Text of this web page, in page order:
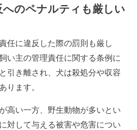
へのペナルティも厳しい
任に違反した際の罰則も厳し
い主の管理責任に関する条例に
引き離され、犬は殺処分や収容
ります。
高い一方、野生動物が多いとい
対して与える被害や危害につい